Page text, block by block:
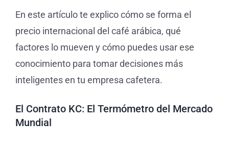
En este artículo te explico cómo se forma el
precio internacional del café arábica, qué
factores lo mueven y cómo puedes usar ese
conocimiento para tomar decisiones más
inteligentes en tu empresa cafetera.
El Contrato KC: El Termómetro del Mercado
Mundial